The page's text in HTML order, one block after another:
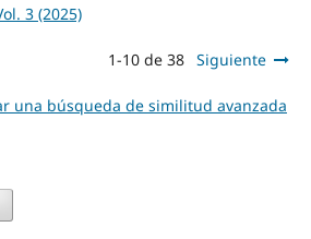
3 (2025)
1-10 de 38 Siguiente
una búsqueda de similitud avanzada